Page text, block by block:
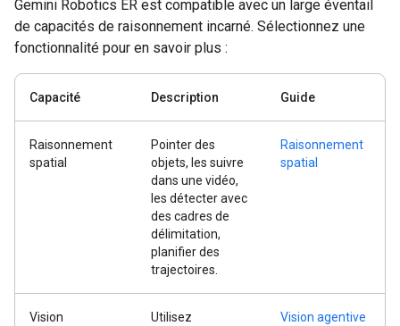
Gemini Robotics ER est compatible avec un large éventail
de capacités de raisonnement incarné. Sélectionnez une
fonctionnalité pour en savoir plus :
Capacité Description Guide
Raisonnement
spatial
Pointer des
objets, les suivre
dans une vidéo,
les détecter avec
des cadres de
délimitation,
planifier des
trajectoires.
Raisonnement
spatial
Vision
Utilisez
Vision agentive